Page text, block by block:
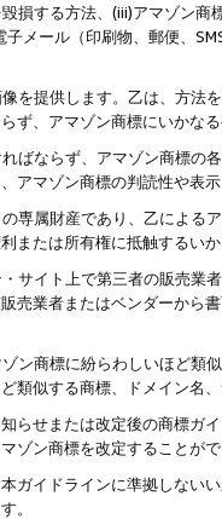
損する方法、(iii)アマゾン
メール（印刷物、郵便、
を提供します。乙は、方
ず、アマゾン商標にいかな
ばならず、アマゾン商標
アマゾン商標の判読性や表
専属財産であり、乙による
または所有権に抵触するい
サイト上で第三者の販売
売業者またはベンダーから
ン商標に紛らわしいほど類
類似する商標、ドメイン名
らせまたは改定後の商標ガ
ゾン商標を改定することが
ガイドラインに準拠しない
。